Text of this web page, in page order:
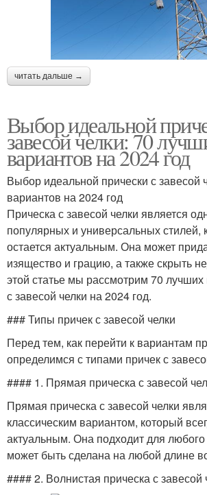
читать дальше →
Выбор идеальной
завесой челки: 70
вариантов на 2024 год
Выбор идеальной прически с завесой
вариантов на 2024 год
Прическа с завесой челки является
популярных и универсальных стилей,
остается актуальным. Она может
изящество и грацию, а также скрыть
этой статье мы рассмотрим 70 лучших
с завесой челки на 2024 год.
### Типы причек с завесой челки
Перед тем, как перейти к вариантам
определимся с типами причек с
#### 1. Прямая прическа с завесой
Прямая прическа с завесой челки
классическим вариантом, который
актуальным. Она подходит для
может быть сделана на любой длине
#### 2. Волнистая прическа с завесой